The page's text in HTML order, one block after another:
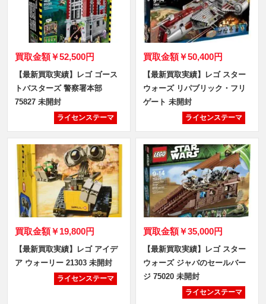
買取金額￥52,500円
【最新買取実績】レゴ ゴース
トバスターズ 警察署本部
75827 未開封
ライセンステーマ
買取金額￥50,400円
【最新買取実績】レゴ スター
ウォーズ リパブリック・フリ
ゲート 未開封
ライセンステーマ
買取金額￥19,800円
【最新買取実績】レゴ アイデ
ア ウォーリー 21303 未開封
ライセンステーマ
買取金額￥35,000円
【最新買取実績】レゴ スター
ウォーズ ジャバのセールバー
ジ 75020 未開封
ライセンステーマ